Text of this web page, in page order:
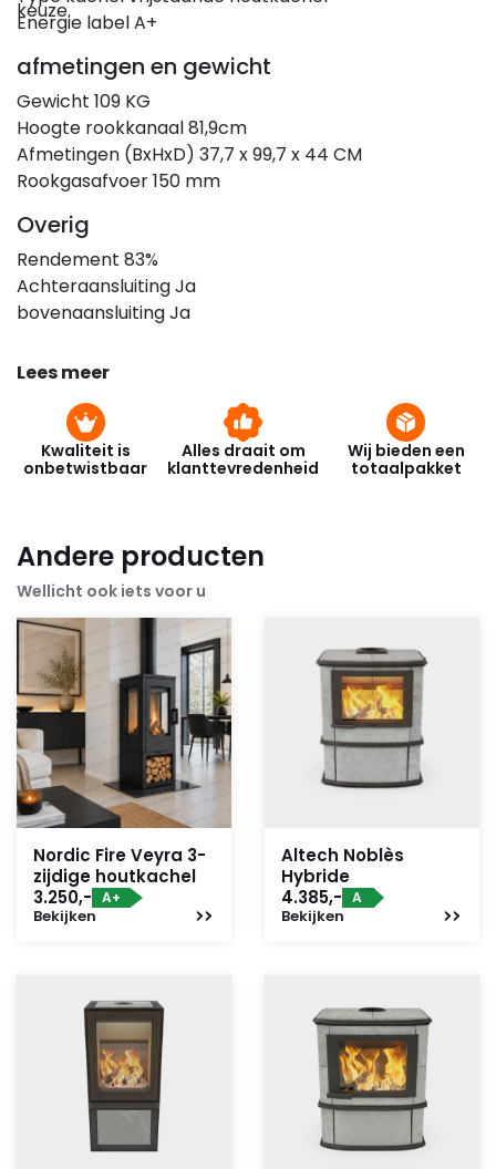
keuze.
Energie label A+
afmetingen en gewicht
Gewicht 109 KG
Hoogte rookkanaal 81,9cm
Afmetingen (BxHxD) 37,7 x 99,7 x 44 CM
Rookgasafvoer 150 mm
Overig
Rendement 83%
Achteraansluiting Ja
bovenaansluiting Ja
Lees meer
Kwaliteit is
onbetwistbaar
Alles draait om
klanttevredenheid
Wij bieden een
totaalpakket
Andere producten
Wellicht ook iets voor u
Nordic Fire Veyra 3-
zijdige houtkachel
3.250,- A+
Bekijken
Altech Noblès
Hybride
4.385,- A
Bekijken